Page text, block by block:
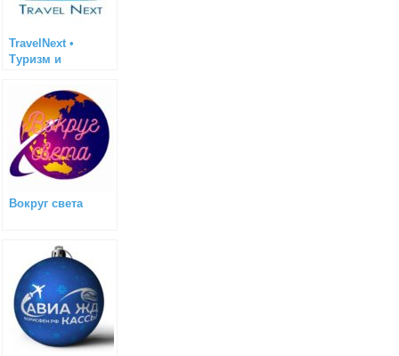
TravelNext •
Туризм и
Вокруг света